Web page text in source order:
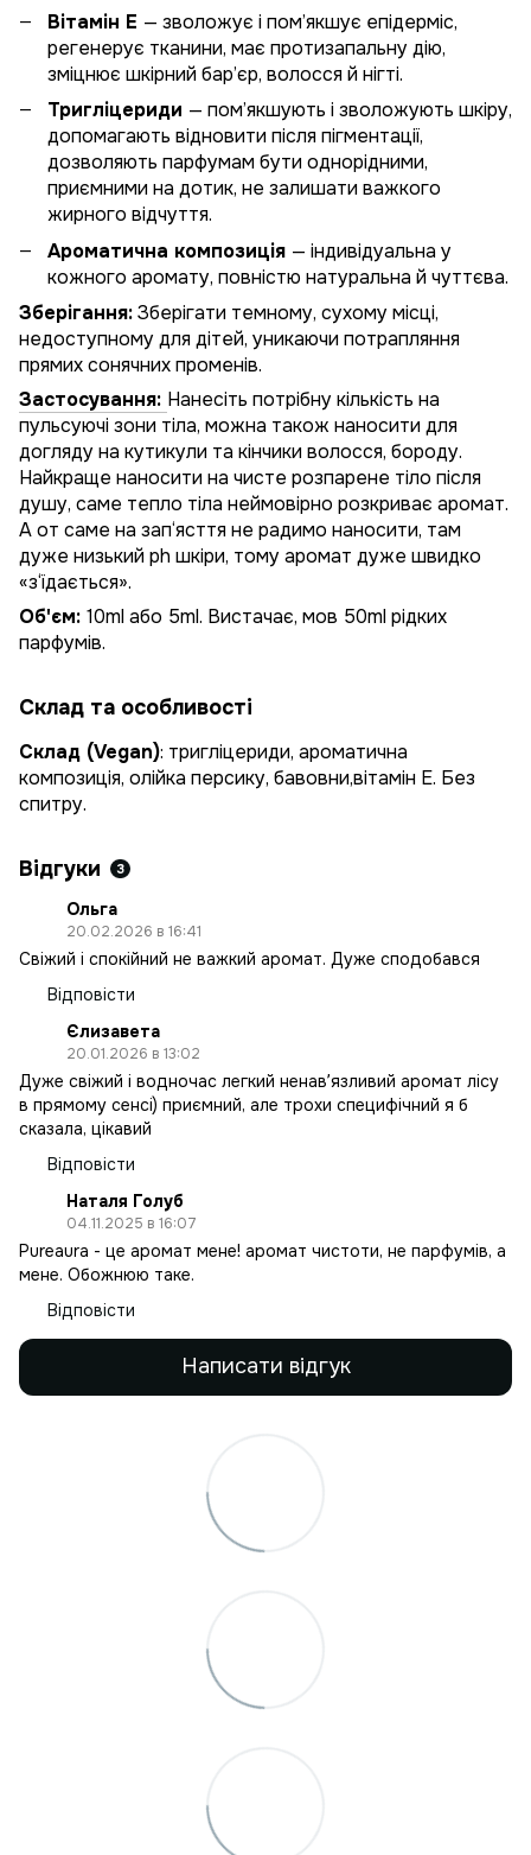
Вітамін Е — зволожує і пом’якшує епідерміс,
регенерує тканини, має протизапальну дію,
зміцнює шкірний бар’єр, волосся й нігті.
Тригліцериди — пом’якшують і зволожують шкіру,
допомагають відновити після пігментації,
дозволяють парфумам бути однорідними,
приємними на дотик, не залишати важкого
жирного відчуття.
Ароматична композиція — індивідуальна у
кожного аромату, повністю натуральна й чуттєва.
Зберігання:Зберігати темному, сухому місці,
недоступному для дітей, уникаючи потрапляння
прямих сонячних променів.
Застосування: Нанесіть потрібну кількість на
пульсуючі зони тіла, можна також наносити для
догляду на кутикули та кінчики волосся, бороду.
Найкраще наносити на чисте розпарене тіло після
душу, саме тепло тіла неймовірно розкриває аромат.
А от саме на зап‘ясття не радимо наносити, там
дуже низький ph шкіри, тому аромат дуже швидко
«з‘їдається».
Об'єм: 10ml або 5ml. Вистачає, мов 50ml рідких
парфумів.
Склад та особливості
Склад (Vegan): тригліцериди, ароматична
композиція, олійка персику, бавовни,вітамін Е. Без
спитру.
Відгуки 3
Ольга
20.02.2026 в 16:41
Свіжий і спокійний не важкий аромат. Дуже сподобався
Відповісти
Єлизавета
20.01.2026 в 13:02
Дуже свіжий і водночас легкий ненавʼязливий аромат лісу
в прямому сенсі) приємний, але трохи специфічний я б
сказала, цікавий
Відповісти
Наталя Голуб
04.11.2025 в 16:07
Pureaura - це аромат мене! аромат чистоти, не парфумів, а
мене. Обожнюю таке.
Відповісти
Написати відгук